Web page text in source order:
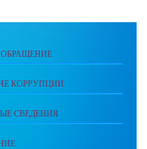
КОРРУПЦИИ
СВЕДЕНИЯ